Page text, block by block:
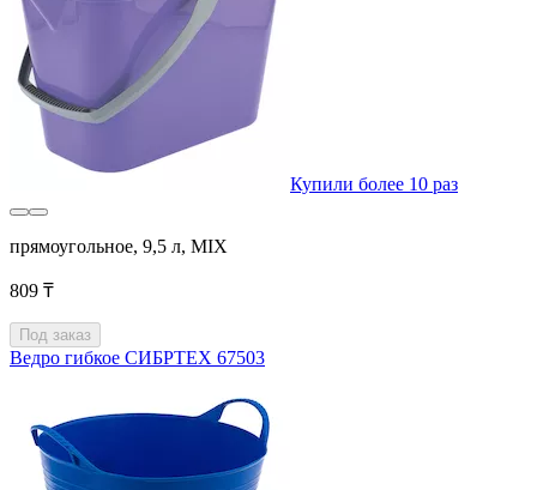
Купили более 10 раз
прямоугольное, 9,5 л, MIX
809 ₸
Под заказ
Ведро гибкое СИБРТЕХ 67503